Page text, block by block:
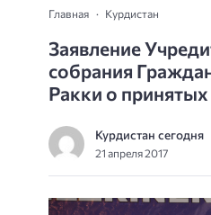
Главная Курдистан
Заявление
собрания
Ракки о
Курдистан сегодня
21 апреля 2017